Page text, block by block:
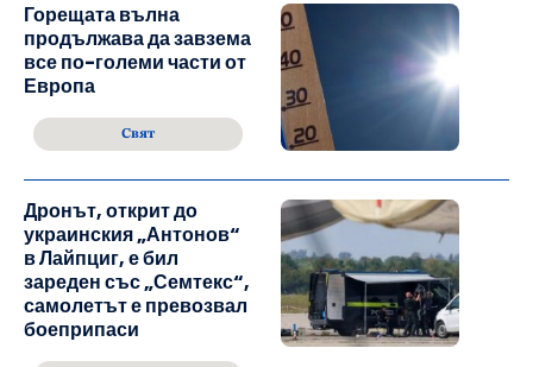
Горещата вълна
продължава да завзема
все по-големи части от
Европа
Свят
Дронът, открит до
украинския „Антонов“
в Лайпциг, е бил
зареден със „Семтекс“,
самолетът е превозвал
боеприпаси